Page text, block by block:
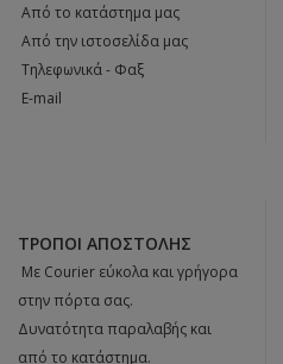
 Από το κατάστημα μας
 Από την ιστοσελίδα μας
 Tηλεφωνικά - Φαξ
 E-mail
ΤΡΌΠΟΙ ΑΠΟΣΤΟΛΉΣ
 Με Courier εύκολα και γρήγορα
στην πόρτα σας.
Δυνατότητα παραλαβής και
από το κατάστημα.